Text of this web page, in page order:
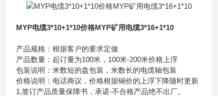
MYP电缆3*10+1*10价格MYP矿用电缆3*16+1*10
产品规格：根据客户的要求定做
产品数量：起订量为100米，100米-200米价格上浮
包装说明：米数短的盘包装，米数长的电缆轴包装
价格说明：电话商议，价格根据铜价的上浮下降随时更新
1,签订产品质量保障书，承诺-不合格产品绝不出厂。